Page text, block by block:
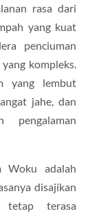
rasa dari
yang kuat
penciuman
kompleks.
yang lembut
jahe, dan
pengalaman
Woku adalah
disajikan
tetap terasa